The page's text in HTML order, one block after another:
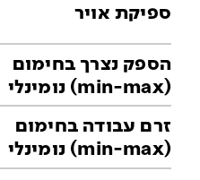
ספיקת אויר
הספק נצרך בחימום
(min-max) נומינלי
זרם עבודה בחימום
(min-max) נומינלי